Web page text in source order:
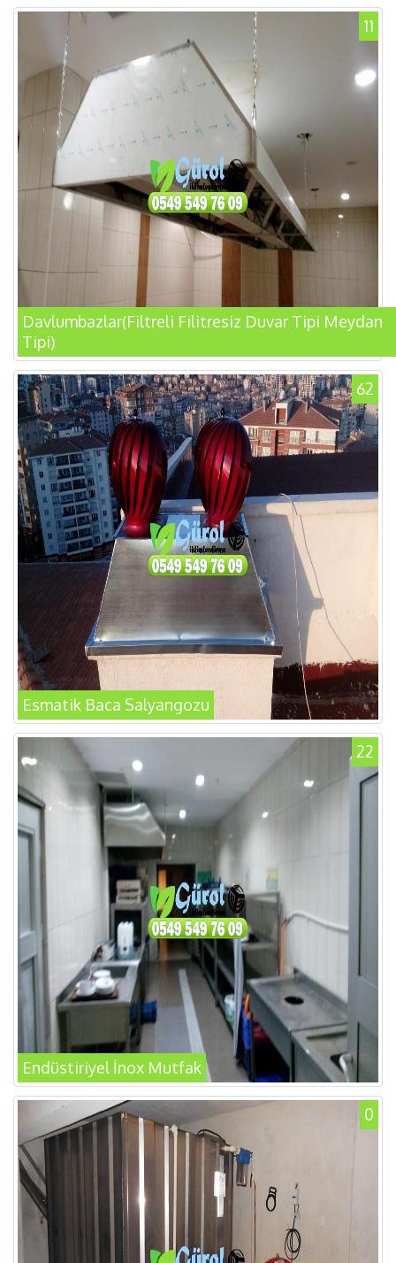
11
Davlumbazlar(Filtreli Filitresiz Duvar Tipi Meydan
Tipi)
62
Esmatik Baca Salyangozu
22
Endüstiriyel İnox Mutfak
0